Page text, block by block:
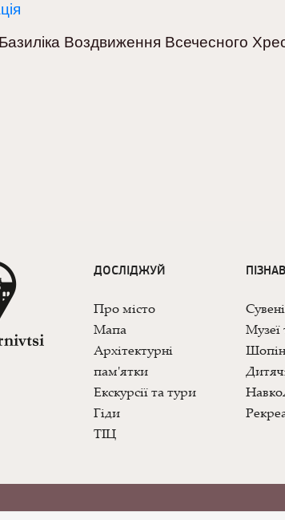
Воздвиження Всечесного
ДОСЛІДЖУЙ
Про місто
Мапа
Архітектурні
пам'ятки
Екскурсії та тури
Гіди
ТІЦ
Музеї